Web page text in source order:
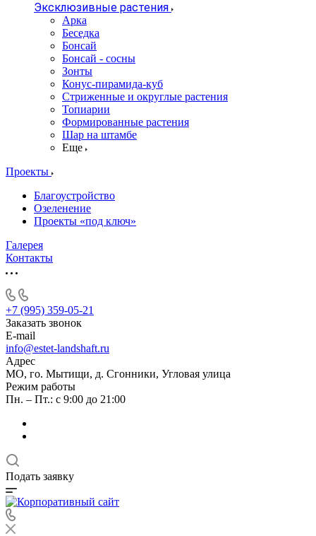
Эксклюзивные растения
Арка
Беседка
Бонсай
Бонсай - сосны
Зонты
Конус-пирамида-куб
Стриженные и округлые растения
Топиарии
Формированные растения
Шар на штамбе
Еще
Проекты
Благоустройство
Озеленение
Проекты «под ключ»
Галерея
Контакты
+7 (995) 359-05-21
Заказать звонок
E-mail
info@estet-landshaft.ru
Адрес
МО, го. Мытищи, д. Сгонники, Угловая улица
Режим работы
Пн. – Пт.: с 9:00 до 21:00
Подать заявку